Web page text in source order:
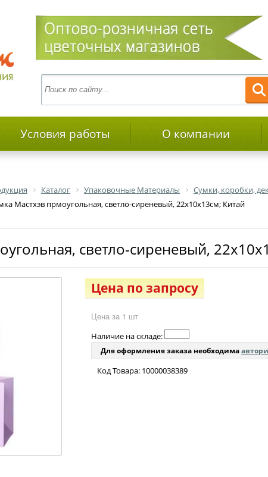
Условия работы О компании
Каталог Упаковочные Материалы
Сумки, коробки,
Мастхэв прмоугольная, светло-сиреневый, 22х10х13см; Китай
светло-сиреневый,
Цена по запросу
Цена за 1 шт
Наличие на складе:
Для оформления заказа необходима
Код Товара: 10000038389